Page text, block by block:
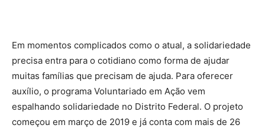
Em momentos complicados como o atual, a solidariedade
precisa entra para o cotidiano como forma de ajudar
muitas famílias que precisam de ajuda. Para oferecer
auxílio, o programa Voluntariado em Ação vem
espalhando solidariedade no Distrito Federal. O projeto
começou em março de 2019 e já conta com mais de 26